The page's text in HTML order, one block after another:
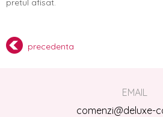
pretul afisat.
precedenta
EMAIL
comenzi@deluxe-